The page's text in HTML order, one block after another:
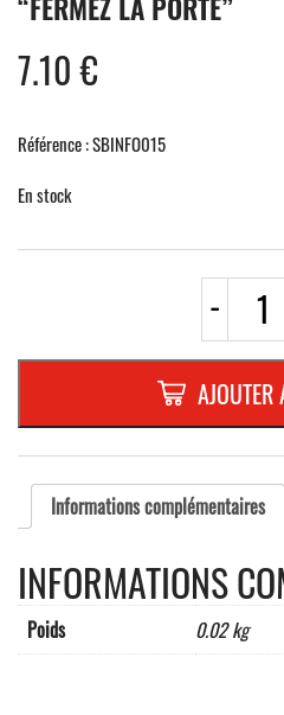
“FERMEZ LA PORTE”
7.10€
Référence : SBINFO015
En stock
- quantité
INOX
mm
LA
PORTE"
Informations complémentaires
INFORMATIONS
Poids 0.02 kg